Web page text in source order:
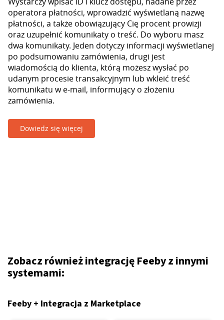
operatora płatności, wprowadzić wyświetlaną nazwę
płatności, a także obowiązujący Cię procent prowizji
oraz uzupełnić komunikaty o treść. Do wyboru masz
dwa komunikaty. Jeden dotyczy informacji wyświetlanej
po podsumowaniu zamówienia, drugi jest
wiadomością do klienta, którą możesz wysłać po
udanym procesie transakcyjnym lub wkleić treść
komunikatu w e-mail, informujący o złożeniu
zamówienia.
Dowiedz się więcej
Zobacz również integrację Feeby z innymi
systemami:
Feeby + Integracja z Marketplace